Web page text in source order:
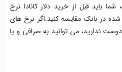
باید قبل از خرید دلار کانادا نرخ
شده در بانک مقایسه کنید.اگر نرخ های
ندارید، می توانید به صرافی و یا